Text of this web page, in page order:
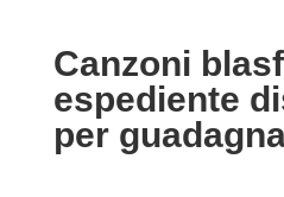
Canzoni
espediente
per